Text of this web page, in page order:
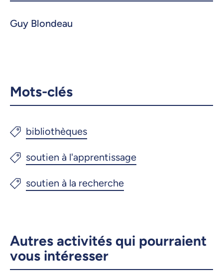
Guy Blondeau
Mots-clés
Autres activités qui pourraient
vous intéresser